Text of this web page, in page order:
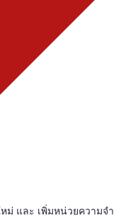
หม่ และ เพิ่มหน่วยความจำ